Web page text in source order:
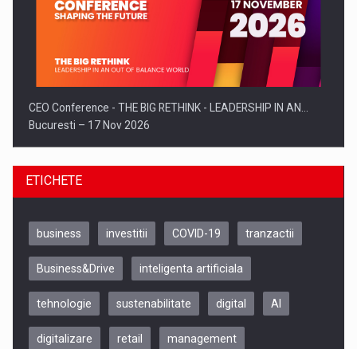
CEO Conference - THE BIG RETHINK - LEADERSHIP IN AN…
Bucuresti – 17 Nov 2026
Be Inspired. Make it Happen!, CLUJ, 9 Decembrie
ETICHETE
business investitii COVID-19 tranzactii
Business&Drive inteligenta artificiala
tehnologie sustenabilitate digital AI
digitalizare retail management